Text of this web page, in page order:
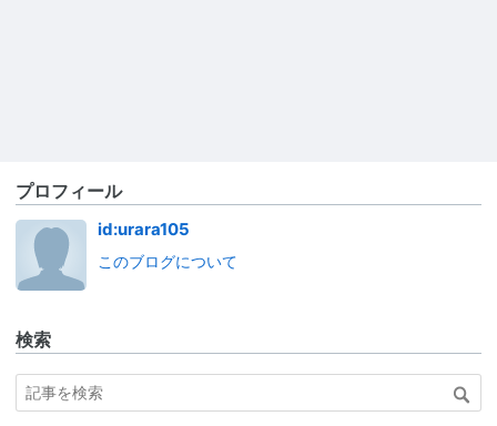
プロフィール
id:urara105
このブログについて
検索